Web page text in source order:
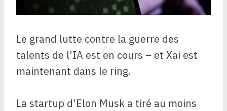
Le grand lutte contre la guerre des
talents de l’IA est en cours – et Xai est
maintenant dans le ring.
La startup d’Elon Musk a tiré au moins